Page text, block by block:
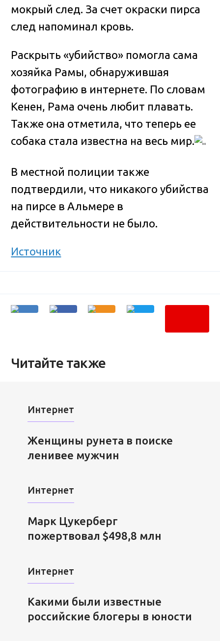
мокрый след. За счет окраски пирса
след напоминал кровь.
Раскрыть «убийство» помогла сама
хозяйка Рамы, обнаружившая
фотографию в интернете. По словам
Кенен, Рама очень любит плавать.
Также она отметила, что теперь ее
собака стала известна на весь мир.
В местной полиции также
подтвердили, что никакого убийства
на пирсе в Альмере в
действительности не было.
Источник
Читайте также
Интернет
Женщины рунета в поиске
ленивее мужчин
Интернет
Марк Цукерберг
пожертвовал $498,8 млн
Интернет
Какими были известные
российские блогеры в юности